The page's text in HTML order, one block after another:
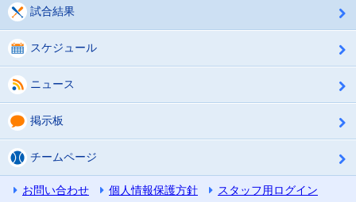
試合結果
スケジュール
ニュース
掲示板
チームページ
お問い合わせ 個人情報保護方針 スタッフ用ログイン